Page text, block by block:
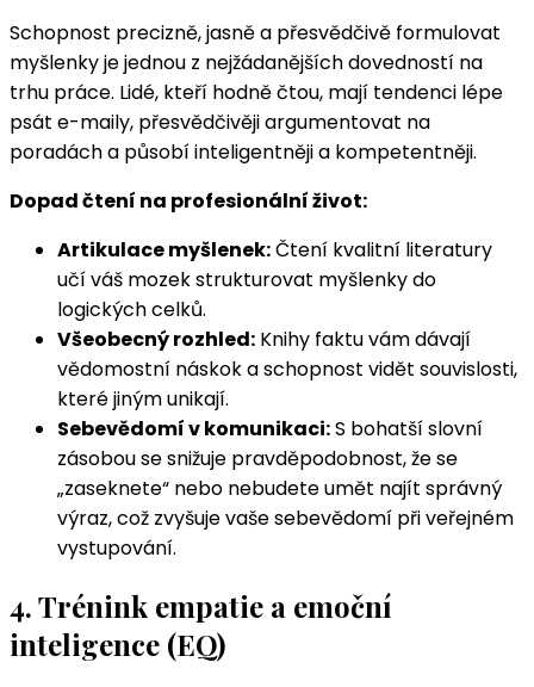
Schopnost precizně, jasně a přesvědčivě formulovat
myšlenky je jednou z nejžádanějších dovedností na
trhu práce. Lidé, kteří hodně čtou, mají tendenci lépe
psát e-maily, přesvědčivěji argumentovat na
poradách a působí inteligentněji a kompetentněji.
Dopad čtení na profesionální život:
Artikulace myšlenek:Čtení kvalitní literatury
učí váš mozek strukturovat myšlenky do
logických celků.
Všeobecný rozhled: Knihy faktu vám dávají
vědomostní náskok a schopnost vidět souvislosti,
které jiným unikají.
Sebevědomí v komunikaci:S bohatší slovní
zásobou se snižuje pravděpodobnost, že se
„zaseknete“ nebo nebudete umět najít správný
výraz, což zvyšuje vaše sebevědomí při veřejném
vystupování.
4. Trénink empatie a emoční
inteligence (EQ)